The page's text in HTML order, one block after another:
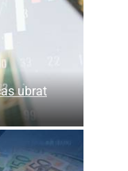
ubrat